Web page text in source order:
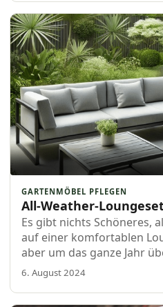
GARTENMÖBEL PFLEGEN
All-Weather-
Es gibt nichts Schöneres,
auf einer komfortablen
aber um das ganze Jahr
haben, ist eine gute
Boender Outdoor
kein anderer, wie wichtig
6. August 2024